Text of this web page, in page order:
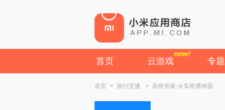
首页 云游戏
new!
专题
首页 > 旅行交通 > 高铁管家-火车抢票神器